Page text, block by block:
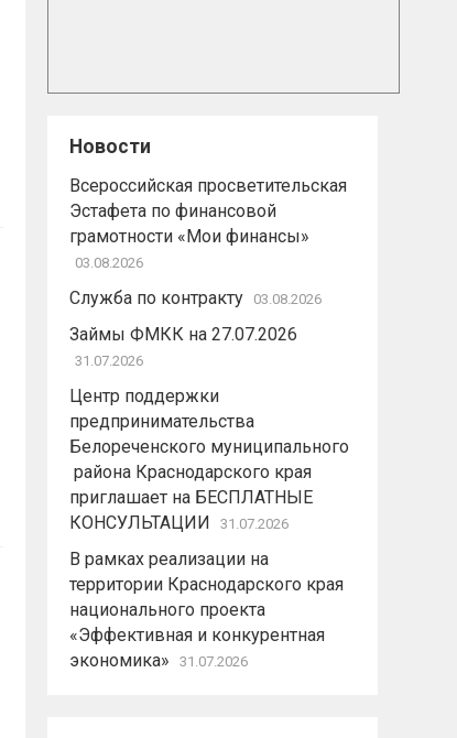
Новости
Всероссийская просветительская
Эстафета по финансовой
грамотности «Мои финансы»
03.08.2026
Служба по контракту 03.08.2026
Займы ФМКК на 27.07.2026
31.07.2026
Центр поддержки
предпринимательства
Белореченского муниципального
района Краснодарского края
приглашает на БЕСПЛАТНЫЕ
КОНСУЛЬТАЦИИ
31.07.2026
В рамках реализации на
территории Краснодарского края
национального проекта
«Эффективная и конкурентная
экономика»
31.07.2026